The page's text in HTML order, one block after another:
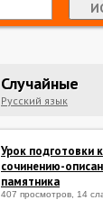
Случайные
Русский язык
Урок подготовки к
сочинению-
памятника
407 просмотров, 14